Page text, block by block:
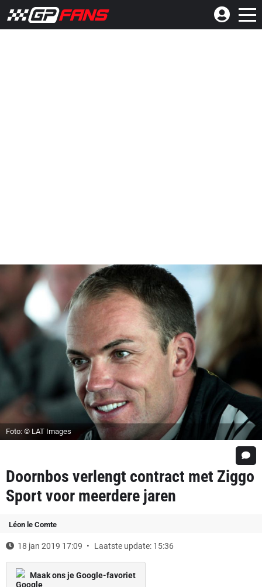
Foto: © LAT Images
Doornbos verlengt contract met Ziggo
Sport voor meerdere jaren
Léon le Comte
18 jan 2019 17:09 Laatste update: 15:36
Maak ons je Google-favoriet